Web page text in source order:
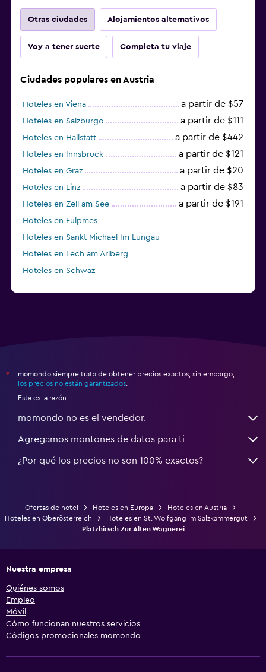
Otras ciudades Alojamientos alternativos
Voy a tener suerte Completa tu viaje
Ciudades populares en Austria
Hoteles en Viena a partir de $57
Hoteles en Salzburgo a partir de $111
Hoteles en Hallstatt a partir de $442
Hoteles en Innsbruck a partir de $121
Hoteles en Graz a partir de $20
Hoteles en Linz a partir de $83
Hoteles en Zell am See a partir de $191
Hoteles en Fulpmes
Hoteles en Sankt Michael Im Lungau
Hoteles en Lech am Arlberg
Hoteles en Schwaz
*
momondo siempre trata de obtener precios exactos, sin embargo,
los precios no están garantizados
Esta es la razón:
momondo no es el vendedor.
Agregamos montones de datos para ti
¿Por qué los precios no son 100% exactos?
Ofertas de hotel Hoteles en Europa
Hoteles en Austria
Hoteles en Oberösterreich
Hoteles en St. Wolfgang im Salzkammergut
Platzhirsch Zur Alten Wagnerei
Nuestra empresa
Quiénes somos
Empleo
Móvil
Cómo funcionan nuestros servicios
Códigos promocionales momondo